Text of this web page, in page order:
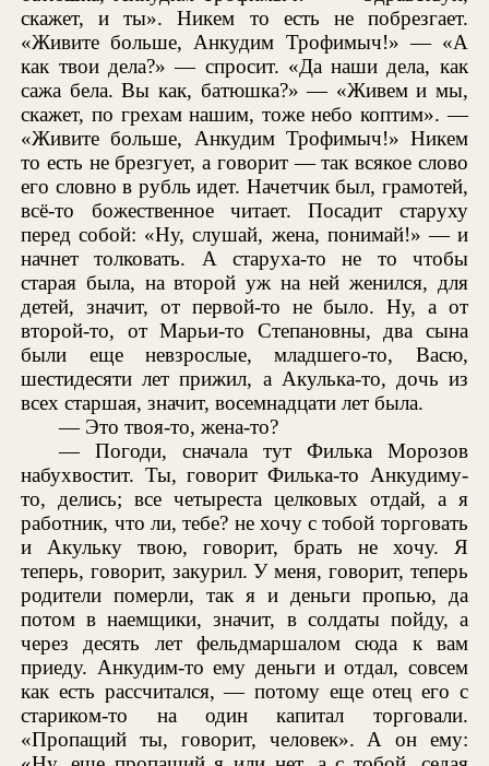
скажет, и ты». Никем то есть не побрезгает.
«Живите больше, Анкудим Трофимыч!» — «А
как твои дела?» — спросит. «Да наши дела, как
сажа бела. Вы как, батюшка?» — «Живем и мы,
скажет, по грехам нашим, тоже небо коптим». —
«Живите больше, Анкудим Трофимыч!» Никем
то есть не брезгует, а говорит — так всякое слово
его словно в рубль идет. Начетчик был, грамотей,
всё-то божественное читает. Посадит старуху
перед собой: «Ну, слушай, жена, понимай!» — и
начнет толковать. А старуха-то не то чтобы
старая была, на второй уж на ней женился, для
детей, значит, от первой-то не было. Ну, а от
второй-то, от Марьи-то Степановны, два сына
были еще невзрослые, младшего-то, Васю,
шестидесяти лет прижил, а Акулька-то, дочь из
всех старшая, значит, восемнадцати лет была.
— Это твоя-то, жена-то?
— Погоди, сначала тут Филька Морозов
набухвостит. Ты, говорит Филька-то Анкудиму-
то, делись; все четыреста целковых отдай, а я
работник, что ли, тебе? не хочу с тобой торговать
и Акульку твою, говорит, брать не хочу. Я
теперь, говорит, закурил. У меня, говорит, теперь
родители померли, так я и деньги пропью, да
потом в наемщики, значит, в солдаты пойду, а
через десять лет фельдмаршалом сюда к вам
приеду. Анкудим-то ему деньги и отдал, совсем
как есть рассчитался, — потому еще отец его с
стариком-то на один капитал торговали.
«Пропащий ты, говорит, человек». А он ему: